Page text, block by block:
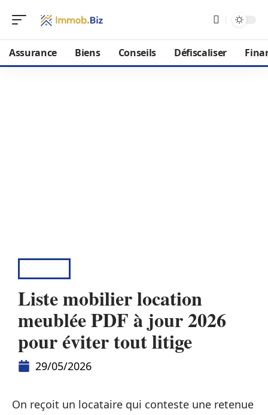
Assurance Biens Conseils Défiscaliser
Liste mobilier location
meublée PDF à jour 2026
pour éviter tout litige
29/05/2026
On reçoit un locataire qui conteste une retenue